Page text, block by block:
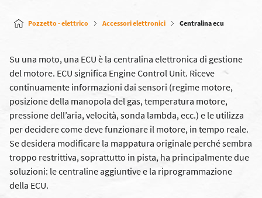
Pozzetto - elettrico Accessori elettronici Centralina ecu
Su una moto, una ECU è la centralina elettronica di gestione
del motore. ECU significa Engine Control Unit. Riceve
continuamente informazioni dai sensori (regime motore,
posizione della manopola del gas, temperatura motore,
pressione dell’aria, velocità, sonda lambda, ecc.) e le utilizza
per decidere come deve funzionare il motore, in tempo reale.
Se desidera modificare la mappatura originale perché sembra
troppo restrittiva, soprattutto in pista, ha principalmente due
soluzioni: le centraline aggiuntive e la riprogrammazione
della ECU.